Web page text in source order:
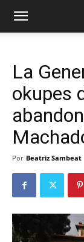
La
okupes
Por Beatriz Sambeat